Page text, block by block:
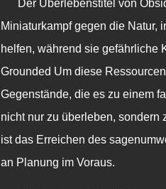
Der Überlebenstitel von
Miniaturkampf gegen die Natur,
helfen, während sie gefährliche
Grounded Um diese
Gegenstände, die es zu einem
nicht nur zu überleben, sondern
ist das Erreichen des
an Planung im Voraus.